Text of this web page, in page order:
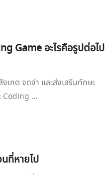
Game อะไรคือรูปต่อไป
เกต จดจำ และส่งเสริมทักษะ
...
ที่หายไป